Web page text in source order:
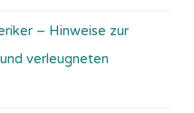
– Hinweise zur
verleugneten